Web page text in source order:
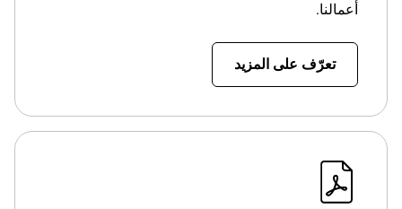
أعمالنا.
تعرّف على المزيد